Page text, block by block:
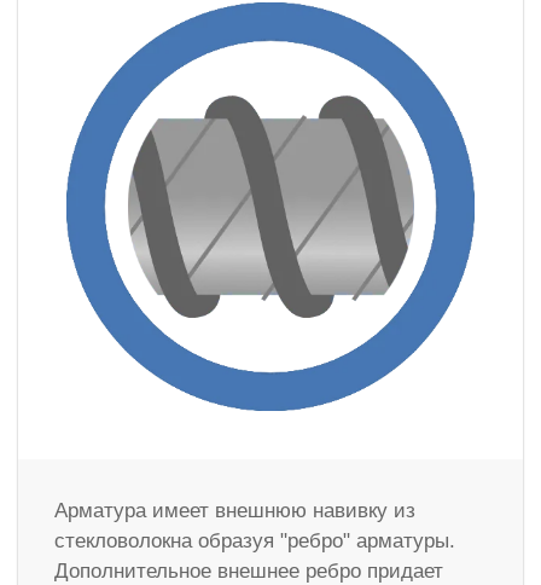
Арматура имеет внешнюю навивку из
стекловолокна образуя "ребро" арматуры.
Дополнительное внешнее ребро придает